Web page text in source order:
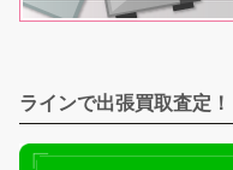
ラインで出張買取査定！